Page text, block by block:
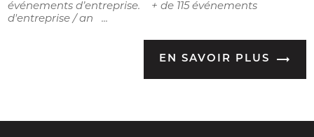
événements d’entreprise. + de 115 événements
d'entreprise / an ...
EN SAVOIR PLUS